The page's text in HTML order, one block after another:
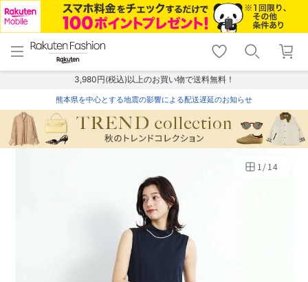
menu home
トップ
shopping_cart lock_outline
ログイン
3,980円(税込)以上のお買い物で送料無料！
熊本県を中心とする地震の影響による配送遅延のお知らせ
1/14